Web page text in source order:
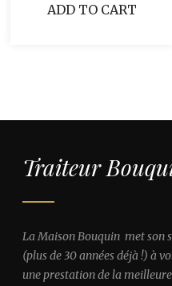
ADD TO CART
Traiteur
La Maison Bouquin met son
(plus de 30 années déjà !) à
une prestation de la